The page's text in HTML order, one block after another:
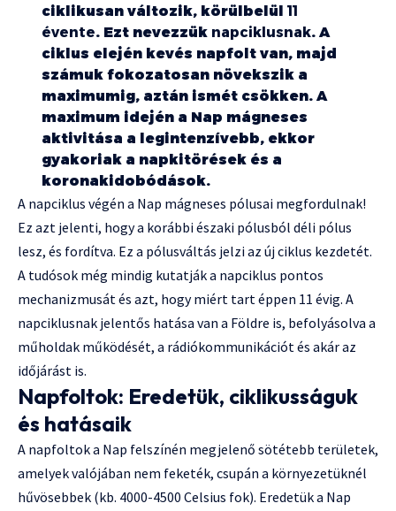
ciklikusan változik, körülbelül 11
évente. Ezt nevezzük napciklusnak. A
ciklus elején kevés napfolt van, majd
számuk fokozatosan növekszik a
maximumig, aztán ismét csökken. A
maximum idején a Nap mágneses
aktivitása a legintenzívebb, ekkor
gyakoriak a napkitörések és a
koronakidobódások.
A napciklus végén a Nap mágneses pólusai megfordulnak!
Ez azt jelenti, hogy a korábbi északi pólusból déli pólus
lesz, és fordítva. Ez a pólusváltás jelzi az új ciklus kezdetét.
A tudósok még mindig kutatják a napciklus pontos
mechanizmusát és azt, hogy miért tart éppen 11 évig. A
napciklusnak jelentős hatása van a Földre is, befolyásolva a
műholdak működését, a rádiókommunikációt és akár az
időjárást is.
Napfoltok: Eredetük, ciklikusságuk
és hatásaik
A napfoltok a Nap felszínén megjelenő sötétebb területek,
amelyek valójában nem feketék, csupán a környezetüknél
hűvösebbek (kb. 4000-4500 Celsius fok). Eredetük a Nap